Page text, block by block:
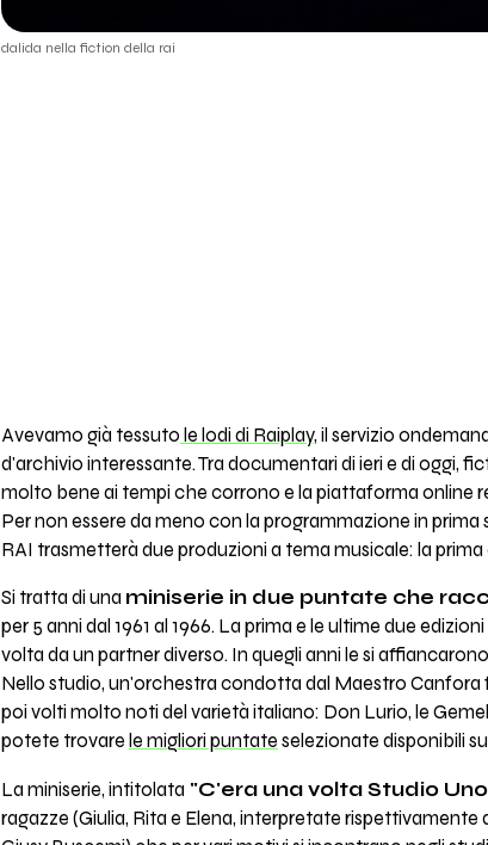
dalida nella fiction della rai
Avevamo già tessuto le lodi di Raiplay, il servizio
d'archivio interessante. Tra documentari di ieri e di oggi,
molto bene ai tempi che corrono e la piattaforma online
Per non essere da meno con la programmazione in
RAI trasmetterà due produzioni a tema musicale: la
Si tratta di una miniserie in due puntate che
per 5 anni dal 1961 al 1966. La prima e le ultime due
volta da un partner diverso. In quegli anni le si affiancarono
Nello studio, un'orchestra condotta dal Maestro
poi volti molto noti del varietà italiano: Don Lurio, le
potete trovare le migliori puntate selezionate disponibili
La miniserie, intitolata "C'era una volta Studio
ragazze (Giulia, Rita e Elena, interpretate